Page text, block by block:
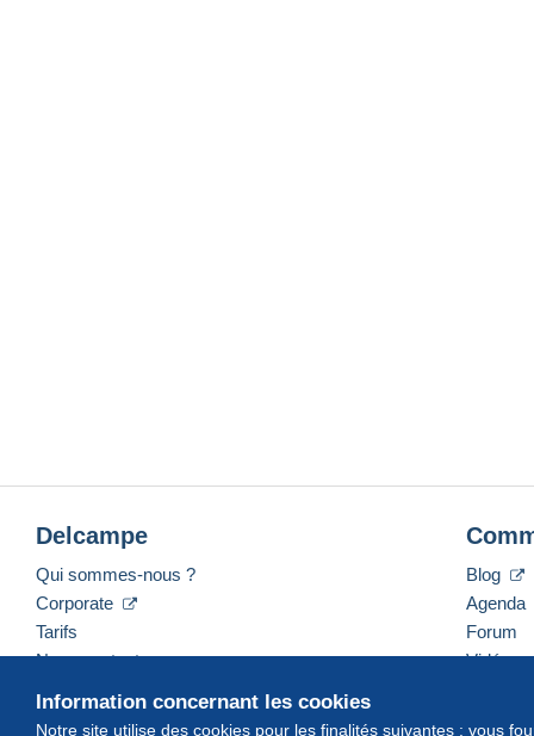
Information concernant les cookies
Notre site utilise des cookies pour les finalités suivantes : vous
Delcampe
Qui sommes-nous ?
Corporate
Tarifs
Nous contacter
Blog
Agenda
Forum
Vidéos